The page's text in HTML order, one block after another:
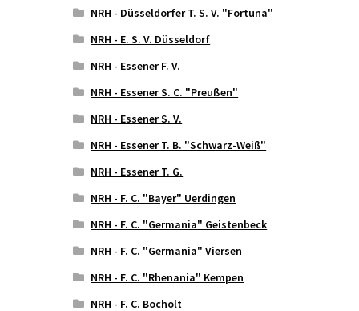
NRH - Düsseldorfer T. S. V. "Fortuna"
NRH - E. S. V. Düsseldorf
NRH - Essener F. V.
NRH - Essener S. C. "Preußen"
NRH - Essener S. V.
NRH - Essener T. B. "Schwarz-Weiß"
NRH - Essener T. G.
NRH - F. C. "Bayer" Uerdingen
NRH - F. C. "Germania" Geistenbeck
NRH - F. C. "Germania" Viersen
NRH - F. C. "Rhenania" Kempen
NRH - F. C. Bocholt